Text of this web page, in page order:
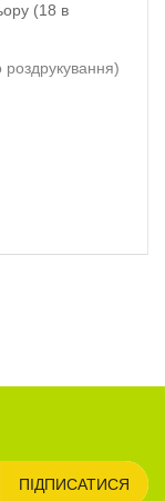
(18 в
роздрукування)
ПІДПИСАТИСЯ